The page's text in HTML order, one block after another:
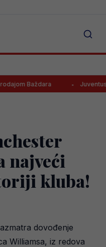
Baždara Juventus
najveći
kluba!
dovođenje
Williamsa, iz redova